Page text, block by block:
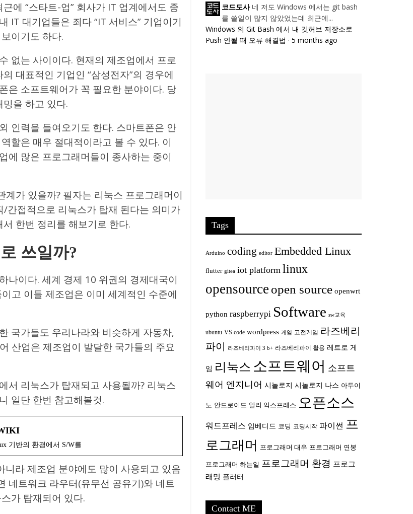
에 “스타트-업” 회사가 IT 업계에서도 종
IT 대기업들은 죄다 “IT 서비스” 기업이기
이기도 하다.
없는 사이이다. 현재의 제조업에서 프로
대표적인 기업인 “삼성전자”의 경우에
은 소프트웨어가 꼭 필요한 분야이다. 당
을 하고 있다.
인력을 들여오기도 한다. 스마트폰은 안
할은 매우 절대적이라고 볼 수 있다. 이
에 많은 프로그래머들이 종사하는 중이
가 있을까? 필자는 리눅스 프로그래머이
간접적으로 리눅스가 탑재 된다는 의미가
한번 정리를 해보기로 한다.
쓰일까?
나이다. 세계 경제 10 위권의 경제대국이
고 이들 제조업은 이미 세계적인 수준에
국가들도 우리나라와 비슷하게 자동차,
산업은 제조업이 발달한 국가들의 주요
서 리눅스가 탑재되고 사용될까? 리눅스
일단 한번 참고해볼것.
기반의 환경에서 S/W를
라 제조업 분야에도 많이 사용되고 있음
네트워크 라우터(유무선 공유기)와 네트
가 탑재되어 있다.
코드도사 네 저도 Windows 에서는 git bash
를 쓸일이 많지 않았었는데 최근에...
Windows 의 Git Bash 에서 내 깃허브 저장소로
Push 안될 때 오류 해결법 · 5 months ago
Tags
Arduino coding editor Embedded Linux
flutter gitea iot platform linux
opensource open source openwrt
python raspberrypi Software sw교육
ubuntu VS code wordpress 게임 고전게임
라즈베리
파이
라즈베리파이 3 b+ 라즈베리파이 활용 레트로 게
임 리눅스 소프트웨어 소프트
웨어 엔지니어 시놀로지 시놀로지 나스 아두이
노 안드로이드 알리 익스프레스 오픈소스
워드프레스 임베디드 코딩 코딩시작 파이썬 프
로그래머
프로그래머 대우 프로그래머 연봉
프로그래머 하는일 프로그래머 환경 프로그
래밍 플러터
Contact ME